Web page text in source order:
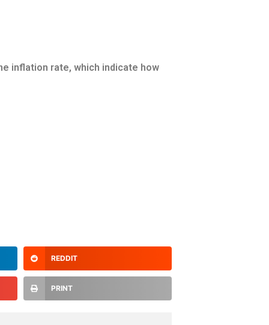
inflation rate, which indicate how
REDDIT
PRINT